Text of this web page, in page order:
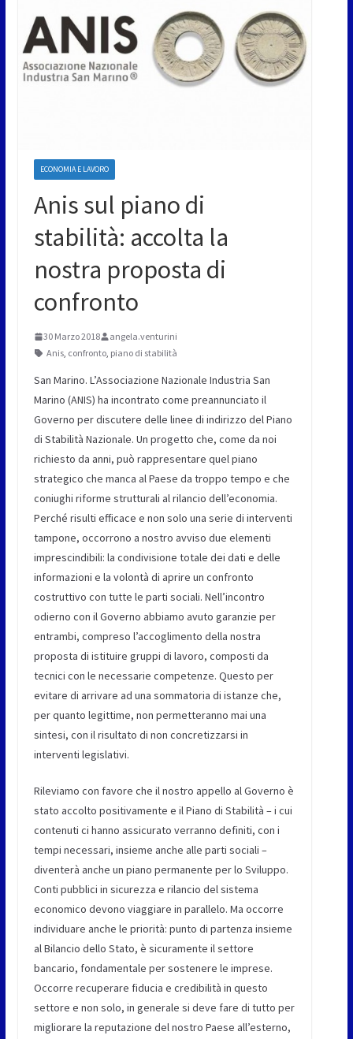
ECONOMIA E LAVORO
Anis sul piano di
stabilità: accolta la
nostra proposta di
confronto
30 Marzo 2018
angela.venturini
Anis, confronto, piano di stabilità
San Marino. L’Associazione Nazionale Industria San
Marino (ANIS) ha incontrato come preannunciato il
Governo per discutere delle linee di indirizzo del Piano
di Stabilità Nazionale. Un progetto che, come da noi
richiesto da anni, può rappresentare quel piano
strategico che manca al Paese da troppo tempo e che
coniughi riforme strutturali al rilancio dell’economia.
Perché risulti efficace e non solo una serie di interventi
tampone, occorrono a nostro avviso due elementi
imprescindibili: la condivisione totale dei dati e delle
informazioni e la volontà di aprire un confronto
costruttivo con tutte le parti sociali. Nell’incontro
odierno con il Governo abbiamo avuto garanzie per
entrambi, compreso l’accoglimento della nostra
proposta di istituire gruppi di lavoro, composti da
tecnici con le necessarie competenze. Questo per
evitare di arrivare ad una sommatoria di istanze che,
per quanto legittime, non permetteranno mai una
sintesi, con il risultato di non concretizzarsi in
interventi legislativi.
Rileviamo con favore che il nostro appello al Governo è
stato accolto positivamente e il Piano di Stabilità – i cui
contenuti ci hanno assicurato verranno definiti, con i
tempi necessari, insieme anche alle parti sociali –
diventerà anche un piano permanente per lo Sviluppo.
Conti pubblici in sicurezza e rilancio del sistema
economico devono viaggiare in parallelo. Ma occorre
individuare anche le priorità: punto di partenza insieme
al Bilancio dello Stato, è sicuramente il settore
bancario, fondamentale per sostenere le imprese.
Occorre recuperare fiducia e credibilità in questo
settore e non solo, in generale si deve fare di tutto per
migliorare la reputazione del nostro Paese all’esterno,